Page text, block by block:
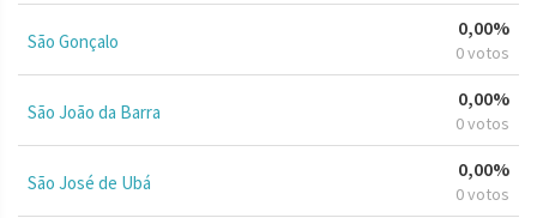
São Gonçalo
0,00%
0 votos
São João da Barra
0,00%
0 votos
São José de Ubá
0,00%
0 votos